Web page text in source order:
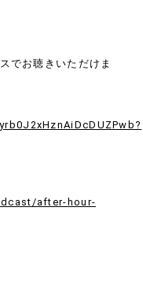
でお聴きいただけま
after-hour-